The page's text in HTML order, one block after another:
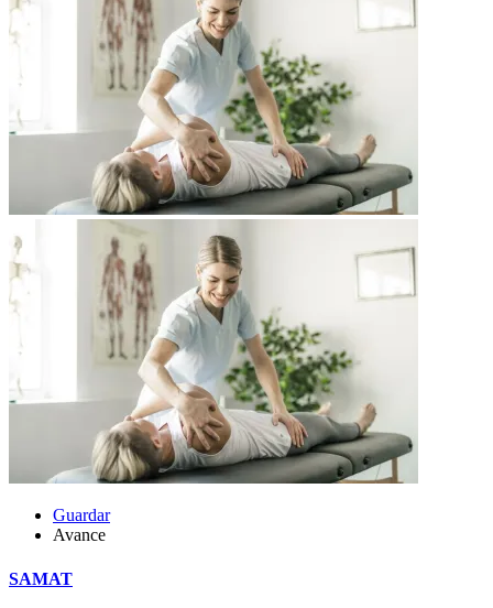
Guardar
Avance
SAMAT